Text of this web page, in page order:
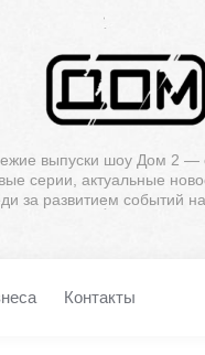
выпуски шоу Дом 2 —
серии, актуальные
за развитием событий
Контакты